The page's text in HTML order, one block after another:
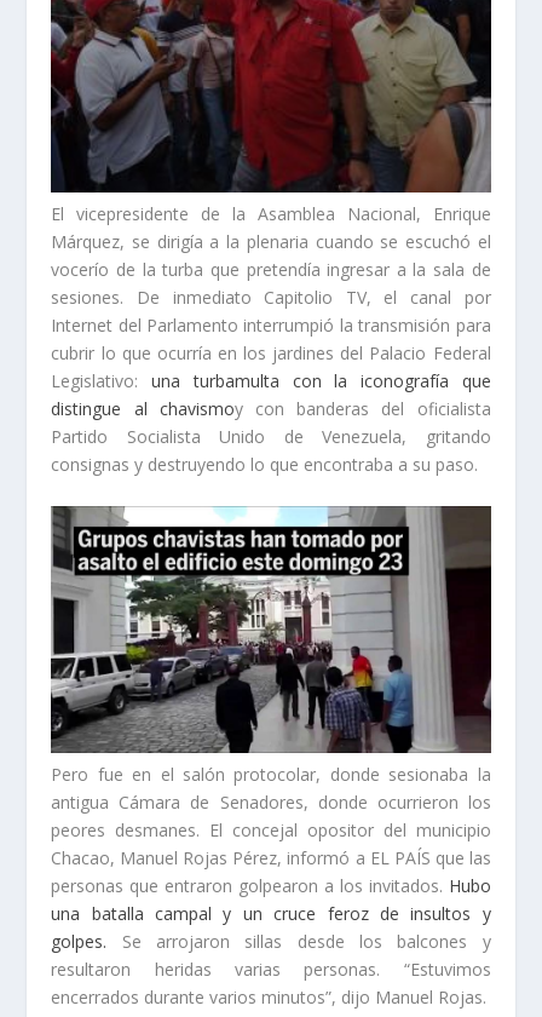
El vicepresidente de la Asamblea Nacional, Enrique
Márquez, se dirigía a la plenaria cuando se escuchó el
vocerío de la turba que pretendía ingresar a la sala de
sesiones. De inmediato Capitolio TV, el canal por
Internet del Parlamento interrumpió la transmisión para
cubrir lo que ocurría en los jardines del Palacio Federal
Legislativo:una turbamulta con la iconografía que
distingue al chavismoy con banderas del oficialista
Partido Socialista Unido de Venezuela, gritando
consignas y destruyendo lo que encontraba a su paso.
Pero fue en el salón protocolar, donde sesionaba la
antigua Cámara de Senadores, donde ocurrieron los
peores desmanes. El concejal opositor del municipio
Chacao, Manuel Rojas Pérez, informó a EL PAÍS que las
personas que entraron golpearon a los invitados. Hubo
una batalla campal y un cruce feroz de insultos y
golpes. Se arrojaron sillas desde los balcones y
resultaron heridas varias personas. “Estuvimos
encerrados durante varios minutos”, dijo Manuel Rojas.